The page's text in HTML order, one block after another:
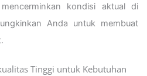
kondisi aktual di
Anda untuk membuat
Tinggi untuk Kebutuhan